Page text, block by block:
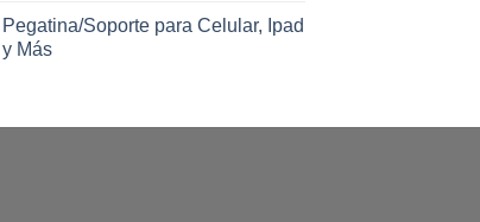
Pegatina/Soporte para Celular, Ipad
y Más